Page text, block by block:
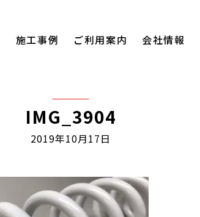
施工事例 ご利用案内 会社情報
IMG_3904
2019年10月17日